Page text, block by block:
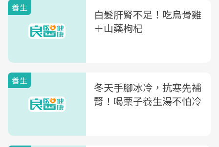
養生
白髮肝腎不足！吃烏骨雞
＋山藥枸杞
養生
冬天手腳冰冷，抗寒先補
腎！喝栗子養生湯不怕冷